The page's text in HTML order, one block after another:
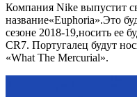
Компания Nike выпустит
название«Euphoria».Это
сезоне 2018-19,носить ее
CR7. Португалец будут
«What The Mercurial».